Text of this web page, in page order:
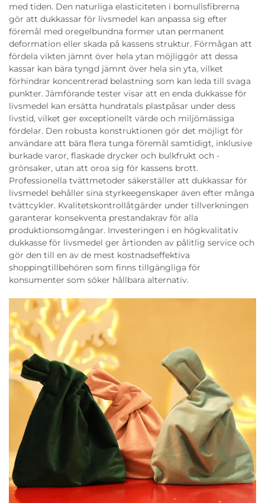
med tiden. Den naturliga elasticiteten i bomullsfibrerna
gör att dukkassar för livsmedel kan anpassa sig efter
föremål med oregelbundna former utan permanent
deformation eller skada på kassens struktur. Förmågan att
fördela vikten jämnt över hela ytan möjliggör att dessa
kassar kan bära tyngd jämnt över hela sin yta, vilket
förhindrar koncentrerad belastning som kan leda till svaga
punkter. Jämförande tester visar att en enda dukkasse för
livsmedel kan ersätta hundratals plastpåsar under dess
livstid, vilket ger exceptionellt värde och miljömässiga
fördelar. Den robusta konstruktionen gör det möjligt för
användare att bära flera tunga föremål samtidigt, inklusive
burkade varor, flaskade drycker och bulkfrukt och -
grönsaker, utan att oroa sig för kassens brott.
Professionella tvättmetoder säkerställer att dukkassar för
livsmedel behåller sina styrkeegenskaper även efter många
tvättcykler. Kvalitetskontrollåtgärder under tillverkningen
garanterar konsekventa prestandakrav för alla
produktionsomgångar. Investeringen i en högkvalitativ
dukkasse för livsmedel ger årtionden av pålitlig service och
gör den till en av de mest kostnadseffektiva
shoppingtillbehören som finns tillgängliga för
konsumenter som söker hållbara alternativ.